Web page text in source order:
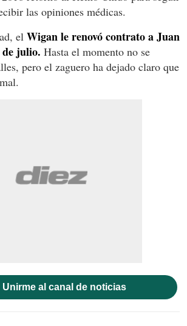
las opiniones médicas.
el Wigan le renovó contrato a Juan
de julio. Hasta el momento no se
pero el zaguero ha dejado claro que
Unirme al canal de noticias